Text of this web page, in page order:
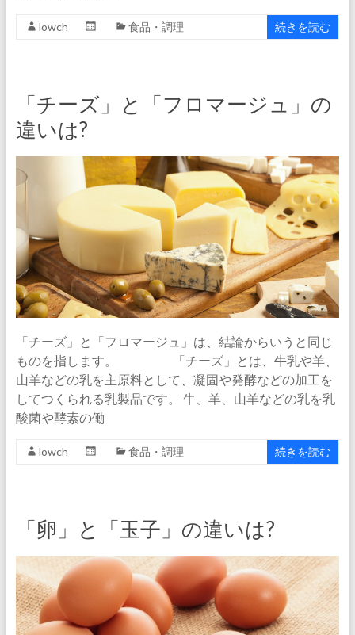
lowch 食品・調理 続きを読む
「チーズ」と「フロマージュ」の
違いは?
「チーズ」と「フロマージュ」は、結論からいうと同じ
ものを指します。 「チーズ」とは、牛乳や羊、
山羊などの乳を主原料として、凝固や発酵などの加工を
してつくられる乳製品です。 牛、羊、山羊などの乳を乳
酸菌や酵素の働
lowch 食品・調理 続きを読む
「卵」と「玉子」の違いは?